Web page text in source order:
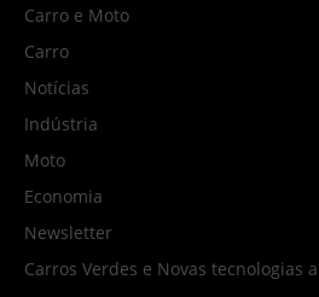
Carro e Moto
Carro
Notícias
Indústria
Moto
Economia
Newsletter
Carros Verdes e Novas tecnologias